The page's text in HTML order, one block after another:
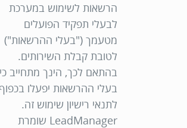
הרשאות לשימוש במערכת
לבעלי תפקיד הפועלים
מטעמך ("בעלי ההרשאות")
לטובת קבלת השירותים.
בהתאם לכך, הינך מתחייב כי
בעלי ההרשאות יפעלו
לתנאי רישיון שימוש זה.
LeadManager שומרת